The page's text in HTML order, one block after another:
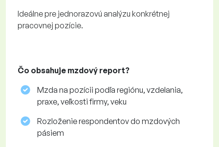
Ideálne pre jednorazovú analýzu konkrétnej
pracovnej pozície.
Čo obsahuje mzdový report?
Mzda na pozícii podľa regiónu, vzdelania,
praxe, veľkosti firmy, veku
Rozloženie respondentov do mzdových
pásiem